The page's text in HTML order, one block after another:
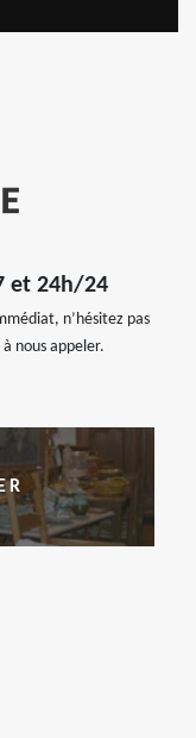
et 24h/24
n’hésitez pas
nous appeler.